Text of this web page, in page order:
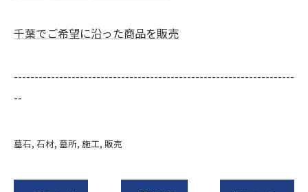
千葉でご希望に沿った商品を販売
--------------------------------------------------------------------
--
墓石 石材 墓所 施工 販売